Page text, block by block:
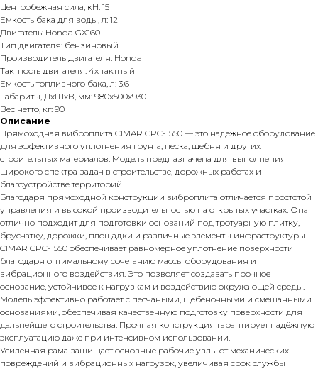
Центробежная сила, кН: 15
Емкость бака для воды, л: 12
Двигатель: Honda GX160
Тип двигателя: бензиновый
Производитель двигателя: Honda
Тактность двигателя: 4х тактный
Емкость топливного бака, л: 3.6
Габариты, ДхШхВ, мм: 980х500х930
Вес нетто, кг: 90
Описание
Прямоходная виброплита CIMAR CPC-1550 — это надёжное оборудование
для эффективного уплотнения грунта, песка, щебня и других
строительных материалов. Модель предназначена для выполнения
широкого спектра задач в строительстве, дорожных работах и
благоустройстве территорий.
Благодаря прямоходной конструкции виброплита отличается простотой
управления и высокой производительностью на открытых участках. Она
отлично подходит для подготовки оснований под тротуарную плитку,
брусчатку, дорожки, площадки и различные элементы инфраструктуры.
CIMAR CPC-1550 обеспечивает равномерное уплотнение поверхности
благодаря оптимальному сочетанию массы оборудования и
вибрационного воздействия. Это позволяет создавать прочное
основание, устойчивое к нагрузкам и воздействию окружающей среды.
Модель эффективно работает с песчаными, щебёночными и смешанными
основаниями, обеспечивая качественную подготовку поверхности для
дальнейшего строительства. Прочная конструкция гарантирует надёжную
эксплуатацию даже при интенсивном использовании.
Усиленная рама защищает основные рабочие узлы от механических
повреждений и вибрационных нагрузок, увеличивая срок службы